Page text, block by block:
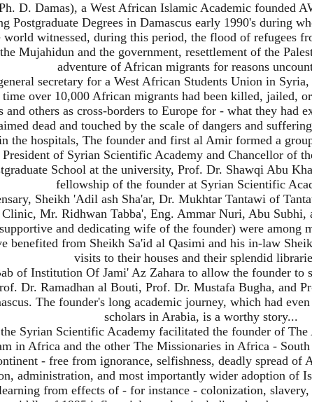
D. Damas), a West African Islamic Academic founded
Postgraduate Degrees in Damascus early 1990's during
witnessed, during this period, the flood of refugees
Mujahidun and the government, resettlement of the
adventure of African migrants for reasons
secretary for a West African Students Union in
over 10,000 African migrants had been killed, jailed,
and others as cross-borders to Europe for - what they had
dead and touched by the scale of dangers and
the hospitals, The founder and first al Amir formed a
of Syrian Scientific Academy and Chancellor
School at the university, Prof. Dr. Shawqi Abu
fellowship of the founder at Syrian Scientific
Sheikh 'Adil ash Sha'ar, Dr. Mukhtar Tantawi of
Mr. Ridhwan Tabba', Eng. Ammar Nuri, Abu
and dedicating wife of the founder) were among
benefited from Sheikh Sa'id al Qasimi and his in-law
visits to their houses and their splendid
of Institution Of Jami' Az Zahara to allow the founder to
Dr. Ramadhan al Bouti, Prof. Dr. Mustafa Bugha, and
The founder's long academic journey, which had
scholars in Arabia, is a worthy story...
Syrian Scientific Academy facilitated the founder of
in Africa and the other The Missionaries in Africa -
- free from ignorance, selfishness, deadly spread
administration, and most importantly wider adoption of
from effects of - for instance - colonization,